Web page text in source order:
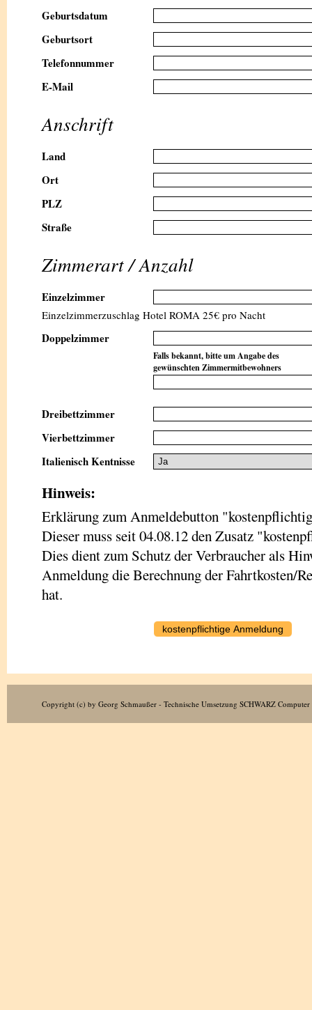
Geburtsdatum
Geburtsort
Telefonnummer
E-Mail
Anschrift
Land
Ort
PLZ
Straße
Zimmerart / Anzahl
Einzelzimmer
Einzelzimmerzuschlag Hotel ROMA 25€ pro Nacht
Doppelzimmer
Falls bekannt, bitte um Angabe des
gewünschten Zimmermitbewohners
Dreibettzimmer
Vierbettzimmer
Italienisch Kentnisse
Hinweis:
Erklärung zum Anmeldebutton
Dieser muss seit 04.08.12 den Zusatz
Dies dient zum Schutz der Verbraucher als
Anmeldung die Berechnung der Fahrtkosten/
hat.
Copyright (c) by Georg Schmaußer - Technische Umsetzung SCHWARZ